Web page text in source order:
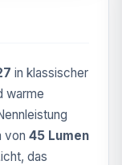
in klassischer
warme
von 45 Lumen
das